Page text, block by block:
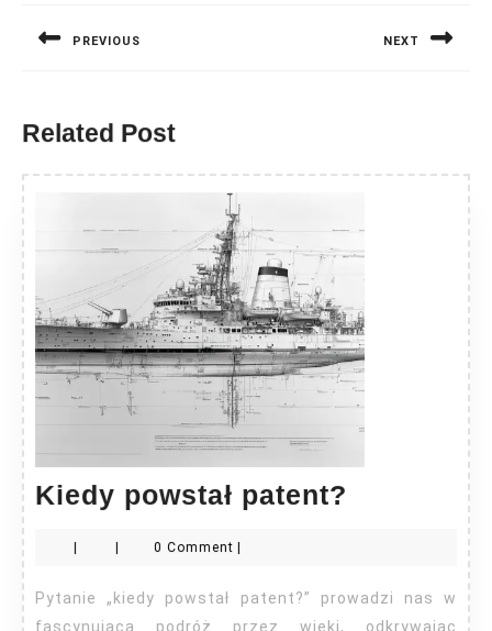
PREVIOUS NEXT
Related Post
Kiedy powstał patent?
0 Comment
Pytanie „kiedy powstał patent?” prowadzi nas w
fascynującą podróż przez wieki, odkrywając